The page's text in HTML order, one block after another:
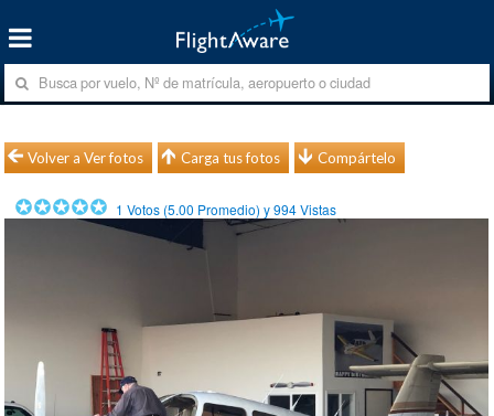
Volver a Ver fotos Carga tus fotos Compártelo
1 Votos (5.00 Promedio) y994Vistas